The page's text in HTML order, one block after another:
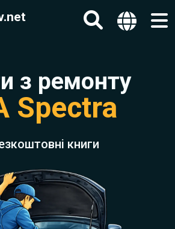
з ремонту
Spectra
книги